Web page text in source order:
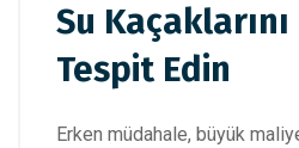
Su
Tespit Edin
Erken müdahale, büyük